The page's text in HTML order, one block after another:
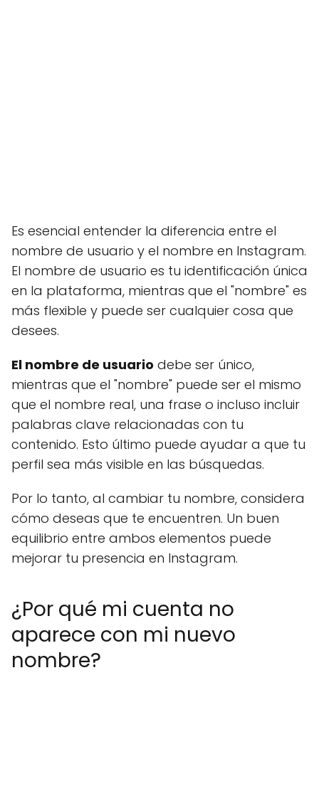
Es esencial entender la diferencia entre el
nombre de usuario y el nombre en Instagram.
El nombre de usuario es tu identificación única
en la plataforma, mientras que el "nombre" es
más flexible y puede ser cualquier cosa que
desees.
El nombre de usuario debe ser único,
mientras que el "nombre" puede ser el mismo
que el nombre real, una frase o incluso incluir
palabras clave relacionadas con tu
contenido. Esto último puede ayudar a que tu
perfil sea más visible en las búsquedas.
Por lo tanto, al cambiar tu nombre, considera
cómo deseas que te encuentren. Un buen
equilibrio entre ambos elementos puede
mejorar tu presencia en Instagram.
¿Por qué mi cuenta no
aparece con mi nuevo
nombre?